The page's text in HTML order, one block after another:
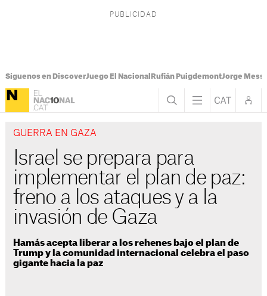
Síguenos en DiscoverJuego El Nacional Rufián PuigdemontJorge Messi
GUERRA EN GAZA
Israel se prepara para
implementar el plan de paz:
freno a los ataques y a la
invasión de Gaza
Hamás acepta liberar a los rehenes bajo el plan de
Trump y la comunidad internacional celebra el paso
gigante hacia la paz